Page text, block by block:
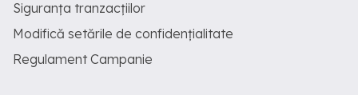
Siguranța tranzacțiilor
Modifică setările de confidențialitate
Regulament Campanie